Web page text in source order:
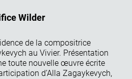
Wilder
de la compositrice
au Vivier. Présentation
toute nouvelle œuvre écrite
d’Alla Zagaykevych,